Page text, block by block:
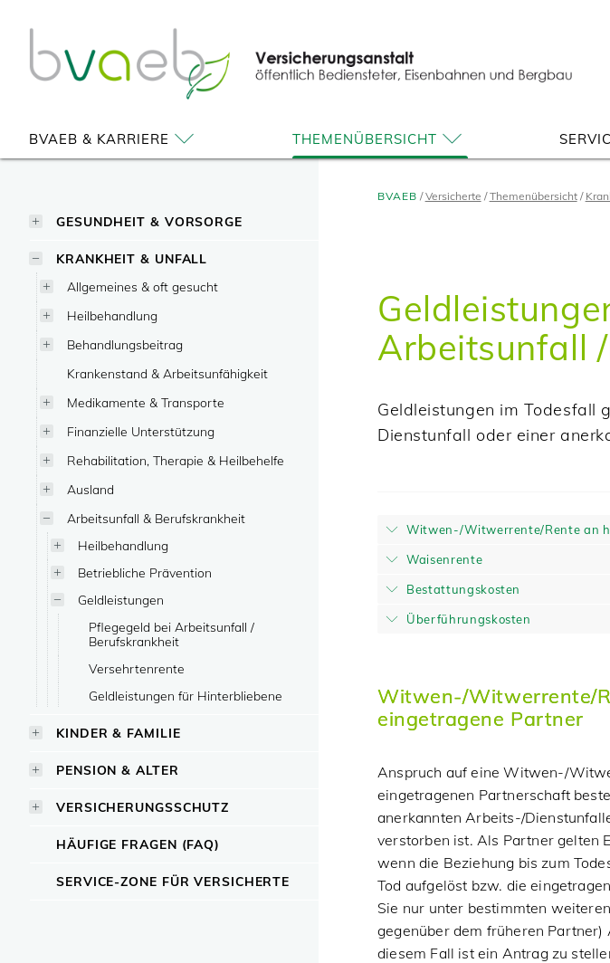
springen
BVAEB & KARRIERE THEMENÜBERSICHT
GESUNDHEIT & VORSORGE
KRANKHEIT & UNFALL
Allgemeines & oft gesucht
Heilbehandlung
Behandlungsbeitrag
Krankenstand & Arbeitsunfähigkeit
Medikamente & Transporte
Finanzielle Unterstützung
Rehabilitation, Therapie & Heilbehelfe
Ausland
Arbeitsunfall & Berufskrankheit
Heilbehandlung
Betriebliche Prävention
Geldleistungen
Pflegegeld bei Arbeitsunfall /
Berufskrankheit
Versehrtenrente
Geldleistungen für Hinterbliebene
KINDER & FAMILIE
PENSION & ALTER
VERSICHERUNGSSCHUTZ
HÄUFIGE FRAGEN (FAQ)
SERVICE-ZONE FÜR VERSICHERTE
BVAEB Versicherte Themenübersicht
Arbeitsunfall
Geldleistungen im Todesfall
Dienstunfall oder einer
Witwen-/Witwerrente/Rente an
Waisenrente
Bestattungskosten
Überführungskosten
Witwen-/Witwerrente/
eingetragene Partner
Anspruch auf eine Witwen-/
eingetragenen Partnerschaft
anerkannten Arbeits-/
verstorben ist. Als Partner gelten
wenn die Beziehung bis zum
Tod aufgelöst bzw. die
Sie nur unter bestimmten
gegenüber dem früheren
diesem Fall ist ein Antrag zu